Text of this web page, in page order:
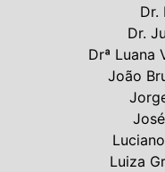
Dr.
Dr.
Drª Luana
João
Luiza